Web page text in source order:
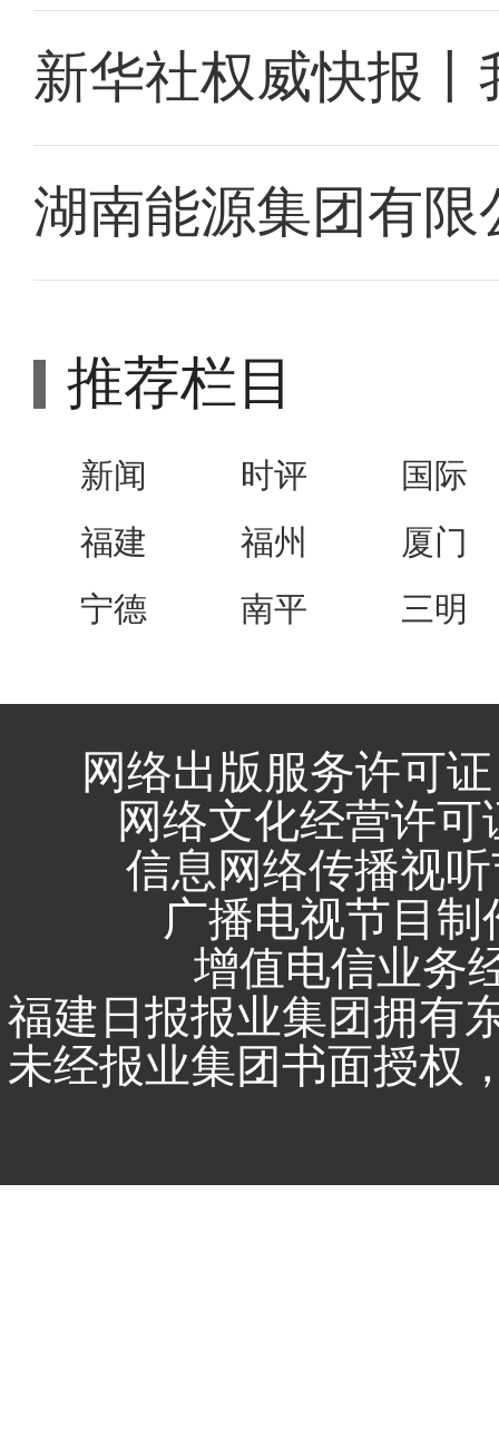
新华社权威快报
湖南能源集团有
推荐栏目
新闻 时评
国际
福建
福州
厦门
宁德
南平 三明
网络出版服务许可
网络文化经营许可
信息网络传播视
广播电视节目
增值电信业务
福建日报报业集团拥有
未经报业集团书面授权